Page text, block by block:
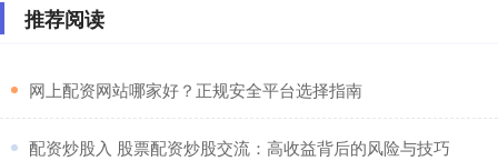
推荐阅读
​网上配资网站哪家好？正规安全平台选择指南
​配资炒股入 股票配资炒股交流：高收益背后的风险与技巧